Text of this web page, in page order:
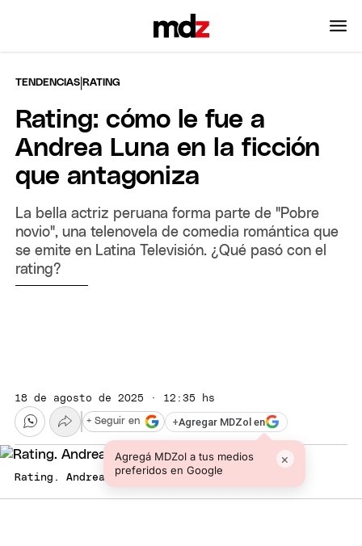
TENDENCIAS |RATING
Rating: cómo le fue a
Andrea Luna en la ficción
que antagoniza
La bella actriz peruana forma parte de "Pobre
novio", una telenovela de comedia romántica que
se emite en Latina Televisión. ¿Qué pasó con el
rating?
18 de agosto de 2025 · 12:35 hs
+Agregar MDZol en
Agregá MDZol a tus medios
preferidos en Google
×
+ Seguir en
Rating. Andrea Luna